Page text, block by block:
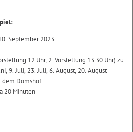
September 2023
12 Uhr, 2. Vorstellung 13.30 Uhr) zu
9. Juli, 23. Juli, 6. August, 20. August
dem Domshof
20 Minuten